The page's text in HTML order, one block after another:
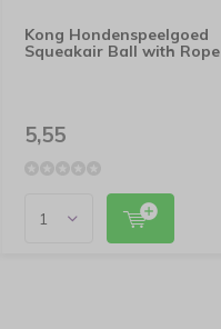
Kong Hondenspeelgoed
Squeakair Ball with Rope
5,55